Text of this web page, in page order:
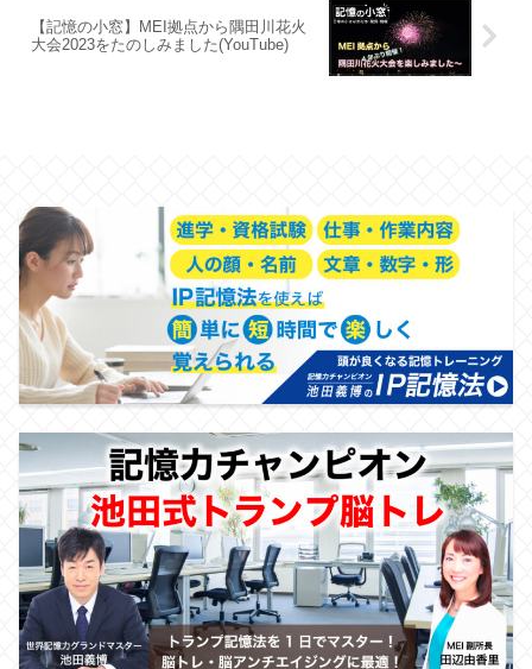
【記憶の小窓】MEI拠点から隅田川花火
大会2023をたのしみました(YouTube)